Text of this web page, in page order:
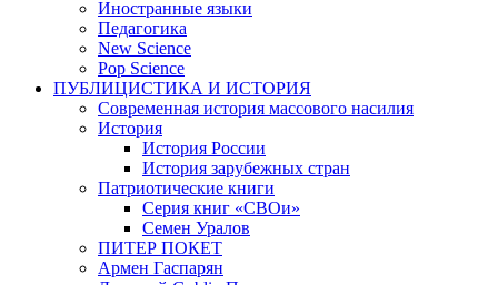
Иностранные языки
Педагогика
New Science
Pop Science
ПУБЛИЦИСТИКА И ИСТОРИЯ
Современная история массового насилия
История
История России
История зарубежных стран
Патриотические книги
Серия книг «СВОи»
Семен Уралов
ПИТЕР ПОКЕТ
Армен Гаспарян